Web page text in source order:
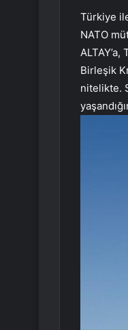
Türkiye
NATO
Birleşik
nitelikte.